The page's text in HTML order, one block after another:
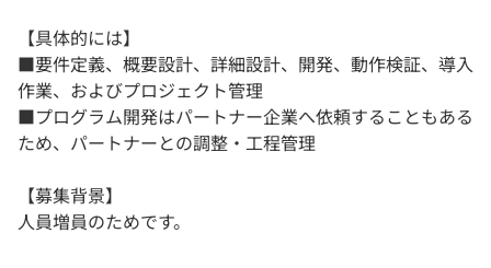
【具体的には】
■要件定義、概要設計、詳細設計、開発、動作検証、導入
作業、およびプロジェクト管理
■プログラム開発はパートナー企業へ依頼することもある
ため、パートナーとの調整・工程管理
【募集背景】
人員増員のためです。